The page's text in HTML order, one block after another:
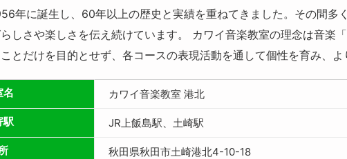
年に誕生し、60年以上の歴史と実績を重ねてきました。その間
しさや楽しさを伝え続けています。 カワイ音楽教室の理念は音楽
とだけを目的とせず、各コースの表現活動を通して個性を育み、よ
名 カワイ音楽教室 港北
駅 JR上飯島駅、土崎駅
秋田県秋田市土崎港北4-10-18